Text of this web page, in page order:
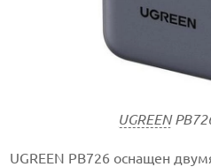
UGREEN
UGREEN PB726 оснащен